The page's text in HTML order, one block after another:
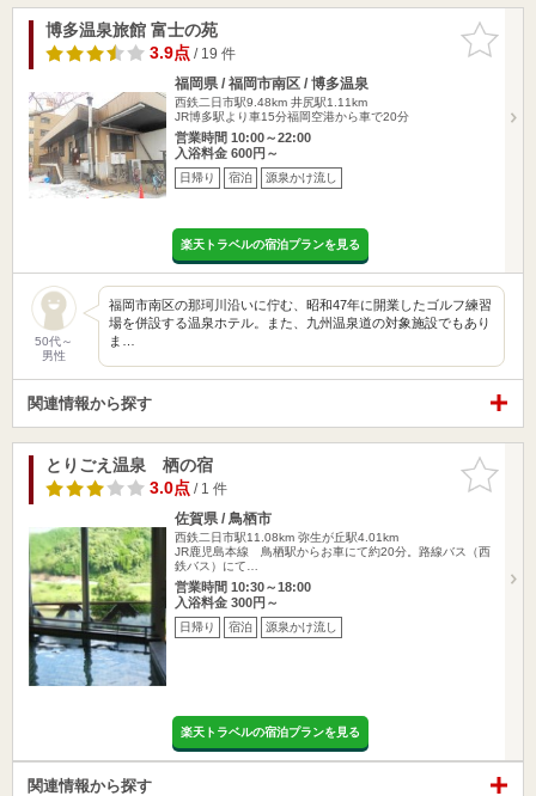
お気に入
りに追加
博多温泉旅館 富士の苑
3.9点/ 19 件
福岡県 / 福岡市南区 / 博多温泉
西鉄二日市駅9.48km 井尻駅1.11km
JR博多駅より車15分福岡空港から車で20分
営業時間 10:00～22:00
入浴料金 600円～
日帰り 宿泊 源泉かけ流し
楽天トラベルの宿泊プランを見る
50代～
男性
福岡市南区の那珂川沿いに佇む、昭和47年に開業したゴルフ練習
場を併設する温泉ホテル。また、九州温泉道の対象施設でもあり
ま…
関連情報から探す
お気に入
りに追加
とりごえ温泉 栖の宿
3.0点/ 1 件
佐賀県 / 鳥栖市
西鉄二日市駅11.08km 弥生が丘駅4.01km
JR鹿児島本線 鳥栖駅からお車にて約20分。路線バス（西
鉄バス）にて…
営業時間 10:30～18:00
入浴料金 300円～
日帰り 宿泊 源泉かけ流し
楽天トラベルの宿泊プランを見る
関連情報から探す